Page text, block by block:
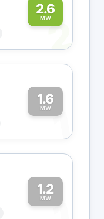
2.6
MW
2
1.6
MW1
1.2
MW